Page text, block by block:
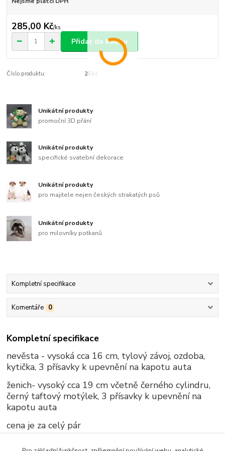
285,00 Kč/ks
Přidat do košíku
Číslo produktu: 251c
Unikátní produkty
promoční 3D přání
Unikátní produkty
specifické svatební dekorace
Unikátní produkty
pro majitele nejen českých strakatých psů
Unikátní produkty
pro milovníky potkanů
Kompletní specifikace
Komentáře 0
Kompletní specifikace
nevěsta - vysoká cca 16 cm, tylový závoj, ozdoba,
kytička, 3 přísavky k upevnění na kapotu auta
ženich- vysoký cca 19 cm včetně černého cylindru,
černý taftový motýlek, 3 přísavky k upevnění na
kapotu auta
cena je za celý pár